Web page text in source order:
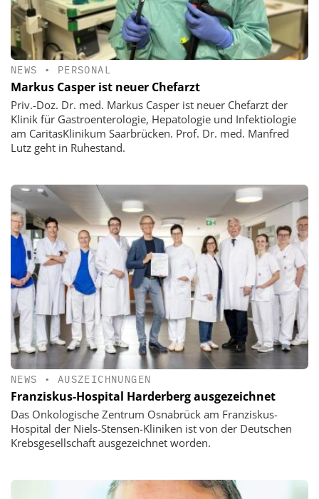
NEWS • PERSONAL
Markus Casper ist neuer Chefarzt
Priv.-Doz. Dr. med. Markus Casper ist neuer Chefarzt der
Klinik für Gastroenterologie, Hepatologie und Infektiologie
am CaritasKlinikum Saarbrücken. Prof. Dr. med. Manfred
Lutz geht in Ruhestand.
NEWS • AUSZEICHNUNGEN
Franziskus-Hospital Harderberg ausgezeichnet
Das Onkologische Zentrum Osnabrück am Franziskus-
Hospital der Niels-Stensen-Kliniken ist von der Deutschen
Krebsgesellschaft ausgezeichnet worden.